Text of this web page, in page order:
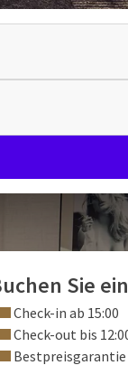
Sie
Check-in ab 15:00
Check-out bis
Bestpreisgarantie